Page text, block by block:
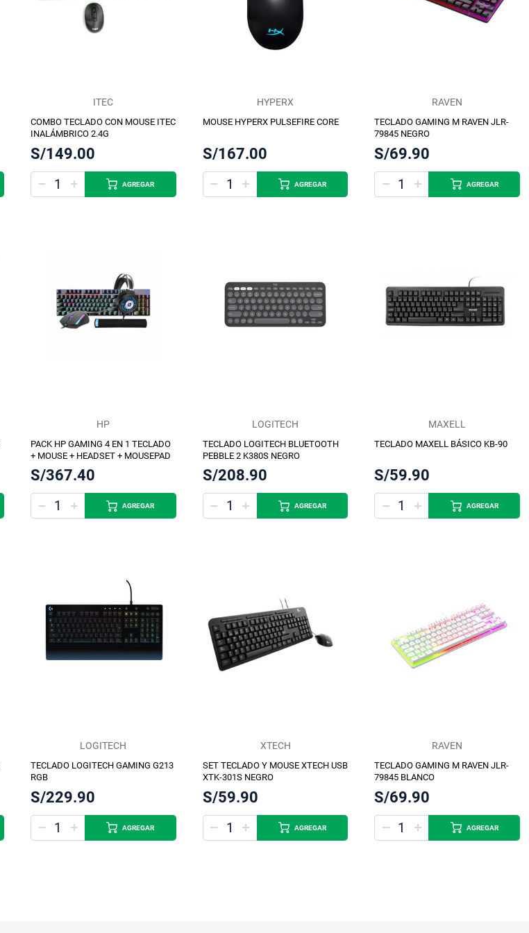
ITEC
COMBO TECLADO CON MOUSE ITEC
INALÁMBRICO 2.4G
S/149.00
AGREGAR
HYPERX
MOUSE HYPERX PULSEFIRE CORE
S/167.00
AGREGAR
RAVEN
TECLADO GAMING M RAVEN JLR-
79845 NEGRO
S/69.90
AGREGAR
HP
PACK HP GAMING 4 EN 1 TECLADO
+ MOUSE + HEADSET + MOUSEPAD
S/367.40
AGREGAR
LOGITECH
TECLADO LOGITECH BLUETOOTH
PEBBLE 2 K380S NEGRO
S/208.90
AGREGAR
MAXELL
TECLADO MAXELL BÁSICO KB-90
S/59.90
AGREGAR
LOGITECH
TECLADO LOGITECH GAMING G213
RGB
S/229.90
AGREGAR
XTECH
SET TECLADO Y MOUSE XTECH USB
XTK-301S NEGRO
S/59.90
AGREGAR
RAVEN
TECLADO GAMING M RAVEN JLR-
79845 BLANCO
S/69.90
AGREGAR